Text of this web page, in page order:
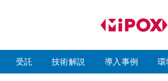
受託 技術解説 導入事例 環